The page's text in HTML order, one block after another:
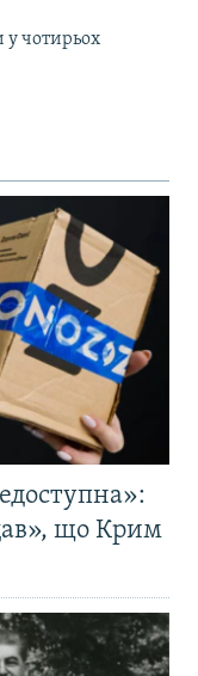
у чотирьох
що Крим